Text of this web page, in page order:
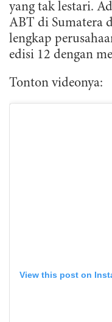
yang tak lestari.
ABT di Sumatera
lengkap
edisi 12 dengan
Tonton videonya:
View this post on